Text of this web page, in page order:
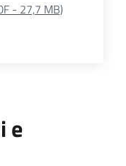
- 27,7 MB)
e